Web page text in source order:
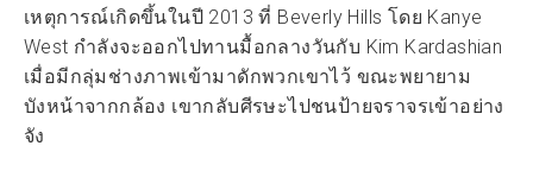
เหตุการณ์เกิดขึ้นในปี 2013 ที่ Beverly Hills โดย Kanye
West กำลังจะออกไปทานมื้อกลางวันกับ Kim Kardashian
เมื่อมีกลุ่มช่างภาพเข้ามาดักพวกเขาไว้ ขณะพยายาม
บังหน้าจากกล้อง เขากลับศีรษะไปชนป้ายจราจรเข้าอย่าง
จัง